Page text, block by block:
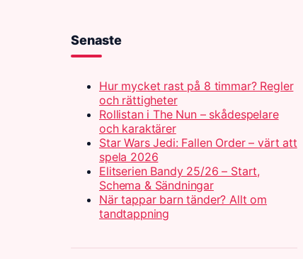
Senaste
Hur mycket rast på 8 timmar? Regler
och rättigheter
Rollistan i The Nun – skådespelare
och karaktärer
Star Wars Jedi: Fallen Order – värt att
spela 2026
Elitserien Bandy 25/26 – Start,
Schema & Sändningar
När tappar barn tänder? Allt om
tandtappning